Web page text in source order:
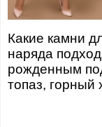
Какие камни
наряда
рожденным
топаз, горный